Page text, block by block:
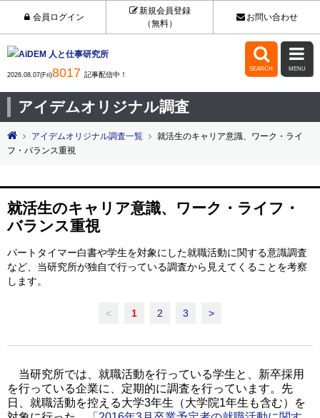
会員ログイン
新規会員登録
（無料）
お問い合わせ
2026.08.07(Fri)8017 記事配信中！

SEARCH

MENU
アイデムオリジナル調査
アイデムオリジナル調査一覧
就活生のキャリア意識、ワーク・ライ
フ・バランス重視
就活生のキャリア意識、ワーク・ライフ・
バランス重視
パートタイマー白書や学生を対象にした就職活動に関する意識調査
など、当研究所が独自で行っている調査から見えてくることを考察
します。
< 1 2 3 >
当研究所では、就職活動を行っている学生と、新卒採用
を行っている企業に、定期的に調査を行っています。先
日、就職活動を控える大学3年生（大学院1年生も含む）を